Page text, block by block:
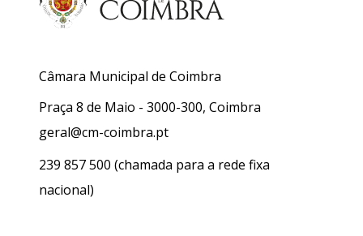
Câmara Municipal de Coimbra
Praça 8 de Maio - 3000-300, Coimbra
geral@cm-coimbra.pt
239 857 500 (chamada para a rede fixa
nacional)